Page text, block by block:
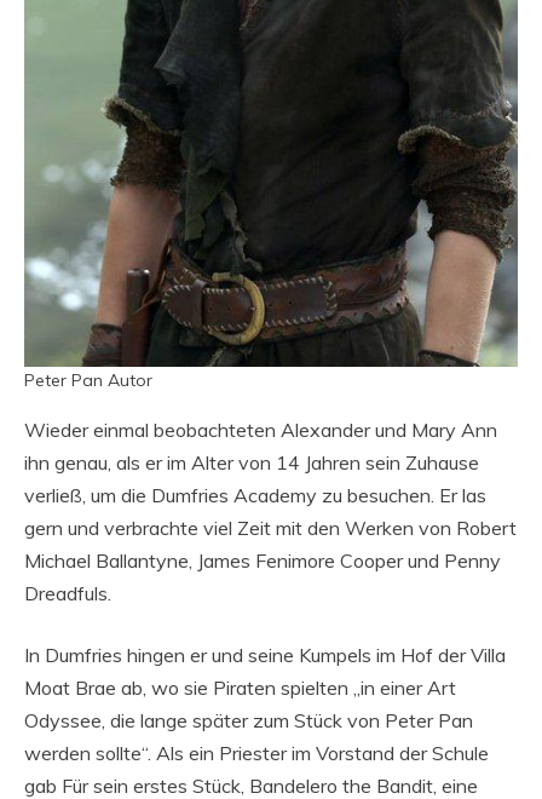
Peter Pan Autor
Wieder einmal beobachteten Alexander und Mary Ann
ihn genau, als er im Alter von 14 Jahren sein Zuhause
verließ, um die Dumfries Academy zu besuchen. Er las
gern und verbrachte viel Zeit mit den Werken von Robert
Michael Ballantyne, James Fenimore Cooper und Penny
Dreadfuls.
In Dumfries hingen er und seine Kumpels im Hof ​​der Villa
Moat Brae ab, wo sie Piraten spielten „in einer Art
Odyssee, die lange später zum Stück von Peter Pan
werden sollte“. Als ein Priester im Vorstand der Schule
gab Für sein erstes Stück, Bandelero the Bandit, eine